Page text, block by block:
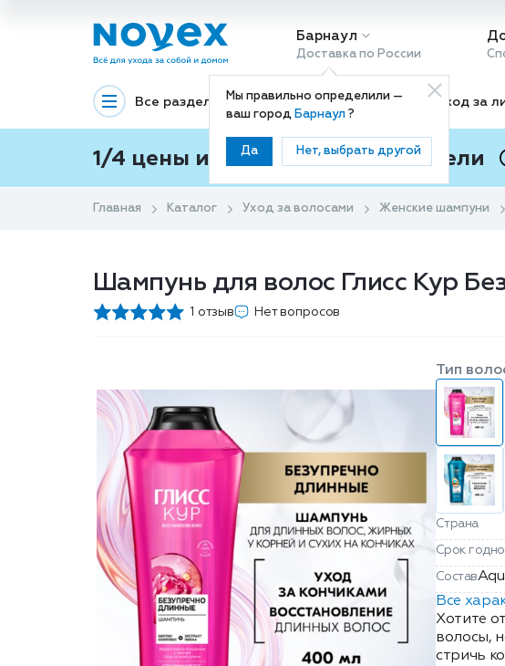
Барнаул
Доставка по России
Мы правильно определили —
ваш город Барнаул?
Да Нет, выбрать другой
Все разделы Декоративная косметика Уход за
1/4 цены и покупки ваши с Подели
Главная Каталог Уход за волосами Женские шампуни
Шампунь для волос Глисс Кур
1 отзыв Нет вопросов
Тип
Страна
Срок
Состав
Все
Хотите
волосы,
стричь